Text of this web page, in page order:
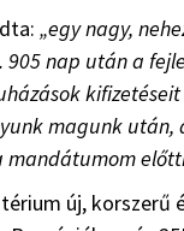
„egy nagy,
nap után a
magunk
új,